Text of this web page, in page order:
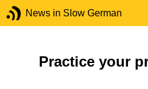
News in Slow German
Practice your